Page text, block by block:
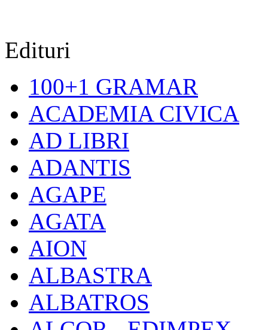
Edituri
100+1 GRAMAR
ACADEMIA CIVICA
AD LIBRI
ADANTIS
AGAPE
AGATA
AION
ALBASTRA
ALBATROS